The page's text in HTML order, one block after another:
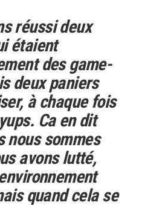
réussi deux
étaient
des game-
deux paniers
à chaque fois
Ca en dit
nous sommes
avons lutté,
quand cela se